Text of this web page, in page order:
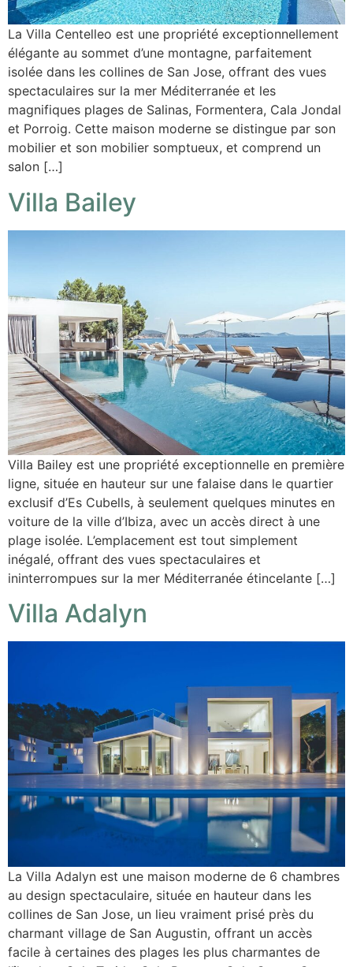
La Villa Centelleo est une propriété exceptionnellement
élégante au sommet d’une montagne, parfaitement
isolée dans les collines de San Jose, offrant des vues
spectaculaires sur la mer Méditerranée et les
magnifiques plages de Salinas, Formentera, Cala Jondal
et Porroig. Cette maison moderne se distingue par son
mobilier et son mobilier somptueux, et comprend un
salon […]
Villa Bailey
Villa Bailey est une propriété exceptionnelle en première
ligne, située en hauteur sur une falaise dans le quartier
exclusif d’Es Cubells, à seulement quelques minutes en
voiture de la ville d’Ibiza, avec un accès direct à une
plage isolée. L’emplacement est tout simplement
inégalé, offrant des vues spectaculaires et
ininterrompues sur la mer Méditerranée étincelante […]
Villa Adalyn
La Villa Adalyn est une maison moderne de 6 chambres
au design spectaculaire, située en hauteur dans les
collines de San Jose, un lieu vraiment prisé près du
charmant village de San Augustin, offrant un accès
facile à certaines des plages les plus charmantes de